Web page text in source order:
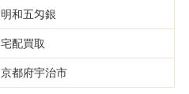
明和五匁銀
宅配買取
京都府宇治市